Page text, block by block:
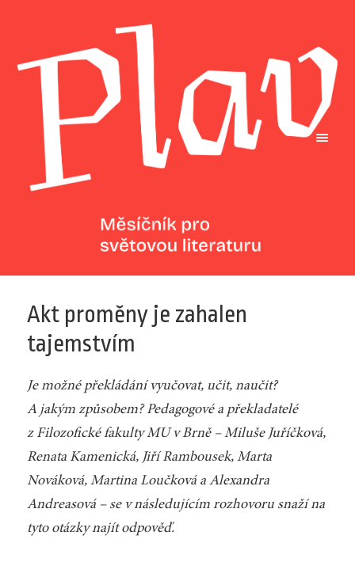
Akt proměny je zahalen
tajemstvím
Je možné překládání vyučovat, učit, naučit?
A jakým způsobem? Pedagogové a překladatelé
z Filozofické fakulty MU v Brně – Miluše Juříčková,
Renata Kamenická, Jiří Rambousek, Marta
Nováková, Martina Loučková a Alexandra
Andreasová – se v následujícím rozhovoru snaží na
tyto otázky najít odpověď.